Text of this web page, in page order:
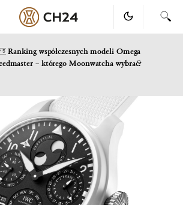
5Ranking współczesnych modeli Omega
– którego Moonwatcha wybrać?